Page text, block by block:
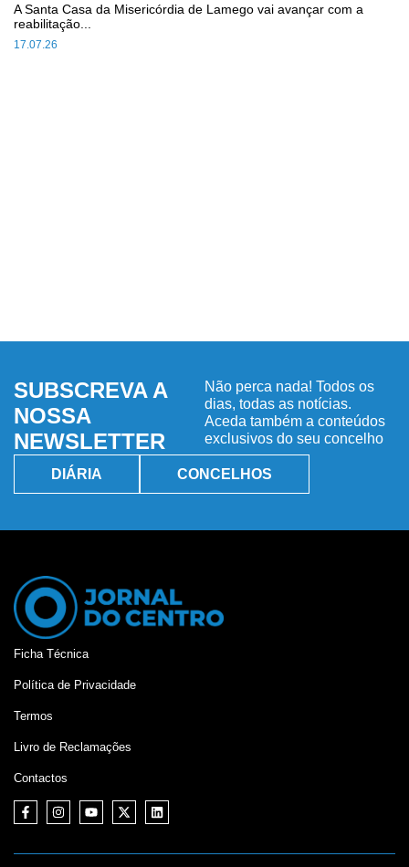
17.07.26
A Santa Casa da Misericórdia de Lamego vai avançar com a
reabilitação...
SUBSCREVA A
NOSSA
NEWSLETTER
Não perca nada! Todos os
dias, todas as notícias.
Aceda também a conteúdos
exclusivos do seu concelho
DIÁRIA CONCELHOS
Ficha Técnica
Política de Privacidade
Termos
Livro de Reclamações
Contactos